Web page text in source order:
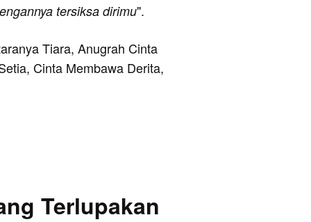
tersiksa dirimu".
Tiara, Anugrah Cinta
Cinta Membawa Derita,
Terlupakan